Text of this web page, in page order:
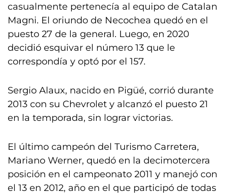
casualmente pertenecía al equipo de Catalan
Magni. El oriundo de Necochea quedó en el
puesto 27 de la general. Luego, en 2020
decidió esquivar el número 13 que le
correspondía y optó por el 157.
Sergio Alaux, nacido en Pigüé, corrió durante
2013 con su Chevrolet y alcanzó el puesto 21
en la temporada, sin lograr victorias.
El último campeón del Turismo Carretera,
Mariano Werner, quedó en la decimotercera
posición en el campeonato 2011 y manejó con
el 13 en 2012, año en el que participó de todas